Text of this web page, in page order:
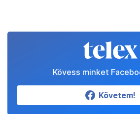
Kövess minket
Követem!